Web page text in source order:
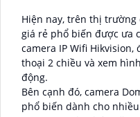
Hiện nay, trên thị trường
giá rẻ phổ biến được ưa
camera IP Wifi
thoại 2 chiều và xem
động.
Bên cạnh đó, camera
phổ biến dành cho